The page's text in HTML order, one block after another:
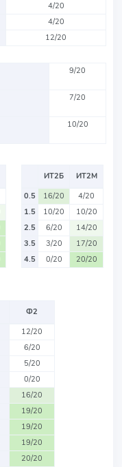
4/20
4/20
12/20
9/20
7/20
10/20
ИТ2Б
ИТ2М
0.5
16/20
4/20
1.5
10/20
10/20
2.5
6/20
14/20
3.5
3/20
17/20
4.5
0/20 20/20
Ф2
12/20
6/20
5/20
0/20
16/20
19/20
19/20
19/20
20/20